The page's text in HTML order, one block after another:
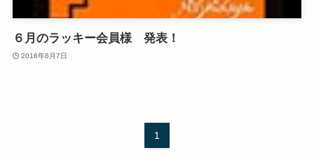
６月のラッキー会員様 発表！
2016年6月7日
1